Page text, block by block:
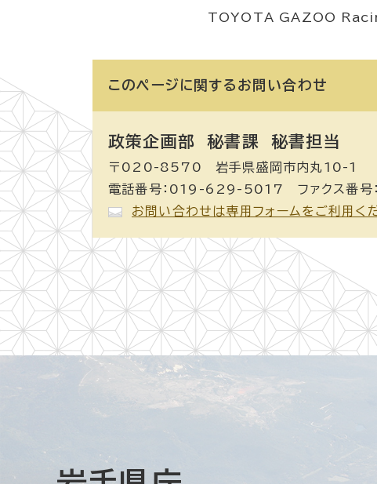
TOYOTA GAZOO Racing
このページに関する お問い合わせ
政策企画部 秘書課 秘書担当
〒020-8570 岩手県盛岡市内丸10-1
電話番号：019-629-5017 ファクス番
お問い合わせは専用フォームをご利用くだ